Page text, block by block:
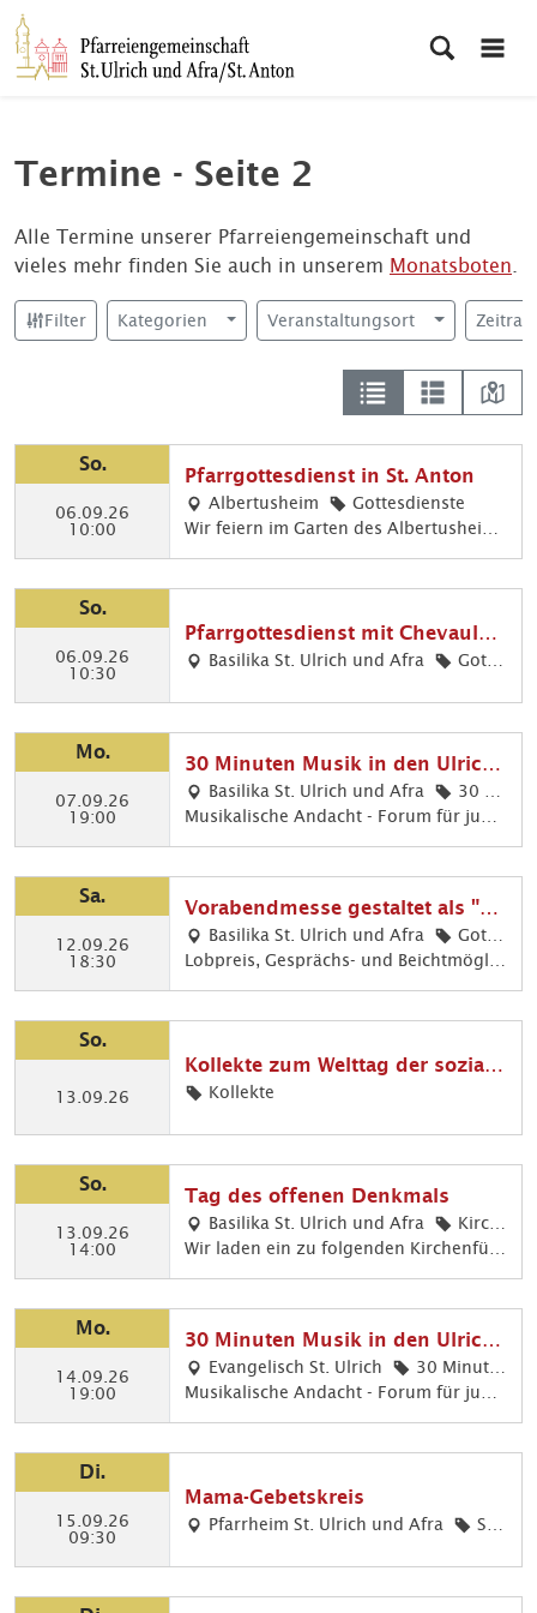
Termine - Seite 2
Alle Termine unserer Pfarreiengemeinschaft und
vieles mehr finden Sie auch in unserem Monatsboten.
Filter Kategorien Veranstaltungsort
So.
06.09.26
10:00
Pfarrgottesdienst in St. Anton
Albertusheim
Gottesdienste
Wir feiern im Garten des Albertusheims
So.
06.09.26
10:30
Pfarrgottesdienst mit Chevauleg
er-Regimentsgedenken
Basilika St. Ulrich und Afra
Mo.
07.09.26
19:00
30 Minuten Musik in den Ulrichs
kirchen
Basilika St. Ulrich und Afra
nuten M
Musikalische Andacht - Forum für jung
Sa.
12.09.26
18:30
Vorabendmesse gestaltet als "Ni
ghtfever"
Basilika St. Ulrich und Afra
sdienste
Lobpreis, Gesprächs- und Beichtmöglic
So.
13.09.26
Kollekte zum Welttag der soziale
n Kommunikationsmittel
Kollekte
So.
13.09.26
14:00
Tag des offenen Denkmals
Basilika St. Ulrich und Afra
enführu
Wir laden ein zu folgenden Kirchenführ
istei weitere Informationen erhalten Sie
unter www.augsburg.de/kultur/tag-de
s-offenen-denkmals
Mo.
14.09.26
19:00
30 Minuten Musik in den Ulrichs
kirchen
Evangelisch St. Ulrich
n Musik, Kirch
Musikalische Andacht - Forum für jung
Di.
15.09.26
09:30
Mama-Gebetskreis
Pfarrheim St. Ulrich und Afra
ät, Kin
der &